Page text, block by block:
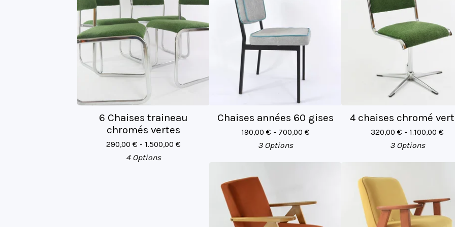
6 Chaises traineau
chromés vertes
290,00 € - 1.500,00 €
4 Options
Chaises années 60 gises
190,00 € - 700,00 €
3 Options
4 chaises chromé
320,00 € - 1.100,00 €
3 Options